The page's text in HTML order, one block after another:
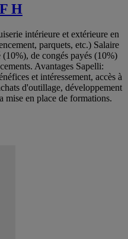
H
intérieure et extérieure en
parquets, etc.) Salaire
de congés payés (10%)
Avantages Sapelli:
et intéressement, accès à
d'outillage, développement
mise en place de formations.